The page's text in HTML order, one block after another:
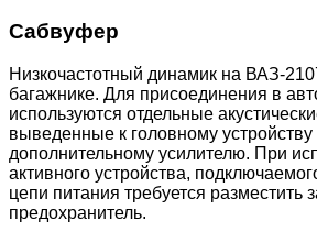
Сабвуфер
Низкочастотный динамик на ВАЗ-
багажнике. Для присоединения в
используются отдельные
выведенные к головному устройству
дополнительному усилителю. При
активного устройства,
цепи питания требуется разместить
предохранитель.